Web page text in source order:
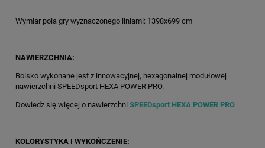
Wymiar pola gry wyznaczonego liniami: 1398x699 cm
NAWIERZCHNIA:
Boisko wykonane jest z innowacyjnej, hexagonalnej modułowej
nawierzchni SPEEDsport HEXA POWER PRO.
Dowiedz się więcej o nawierzchni SPEEDsport HEXA POWER PRO
KOLORYSTYKA I WYKOŃCZENIE: